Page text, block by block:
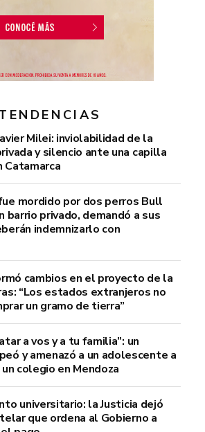
Milei: inviolabilidad de la
y silencio ante una capilla
Catamarca
mordido por dos perros Bull
barrio privado, demandó a sus
indemnizarlo con
cambios en el proyecto de la
“Los estados extranjeros no
un gramo de tierra”
a vos y a tu familia”: un
y amenazó a un adolescente a
colegio en Mendoza
universitario: la Justicia dejó
que ordena al Gobierno a